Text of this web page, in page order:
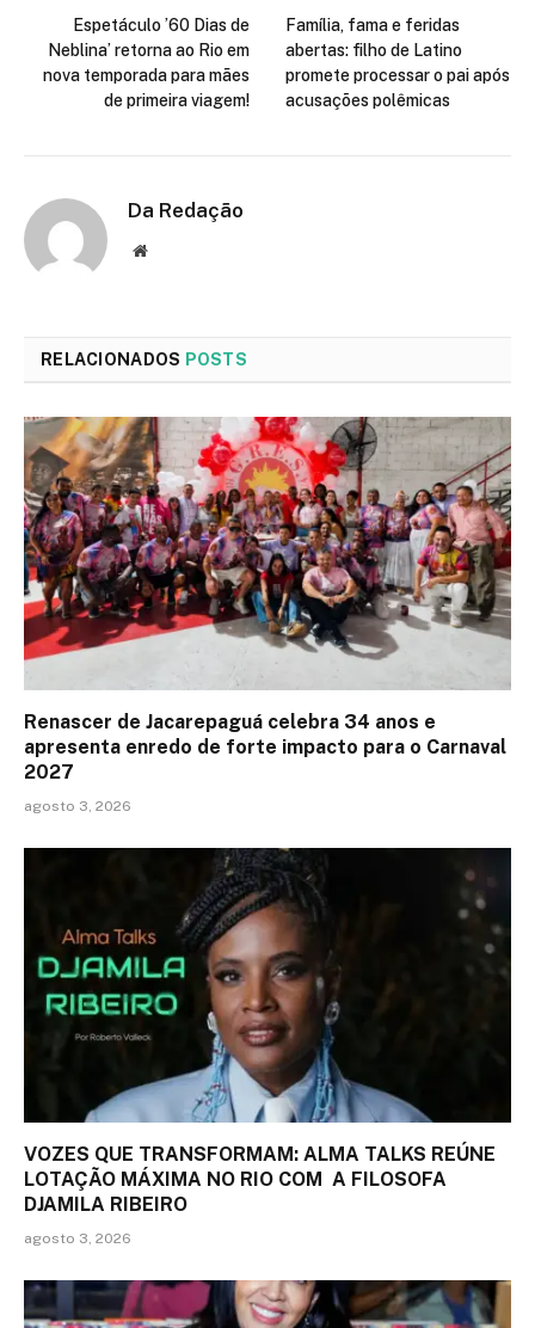
Espetáculo ’60 Dias de
Neblina’ retorna ao Rio em
nova temporada para mães
de primeira viagem!
Família, fama e feridas
abertas: filho de Latino
promete processar o pai após
acusações polêmicas
Da Redação
Site
RELACIONADOS POSTS
Renascer de Jacarepaguá celebra 34 anos e
apresenta enredo de forte impacto para o Carnaval
2027
agosto 3, 2026
VOZES QUE TRANSFORMAM: ALMA TALKS REÚNE
LOTAÇÃO MÁXIMA NO RIO COM A FILOSOFA
DJAMILA RIBEIRO
agosto 3, 2026